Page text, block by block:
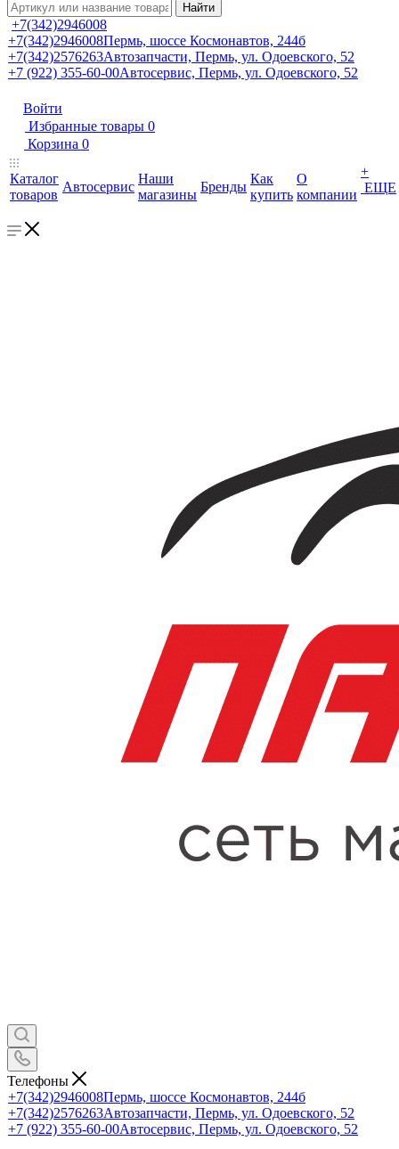
Найти
+7(342)2946008
+7(342)2946008Пермь, шоссе Космонавтов, 244б
+7(342)2576263Автозапчасти, Пермь, ул. Одоевского, 52
+7 (922) 355-60-00Автосервис, Пермь, ул. Одоевского, 52
Войти
Избранные товары 0
Корзина 0
Каталог
товаров
Автосервис
Наши
магазины
Бренды
Как
купить
О
компании
+
ЕЩЕ
Телефоны
+7(342)2946008Пермь, шоссе Космонавтов, 244б
+7(342)2576263Автозапчасти, Пермь, ул. Одоевского, 52
+7 (922) 355-60-00Автосервис, Пермь, ул. Одоевского, 52